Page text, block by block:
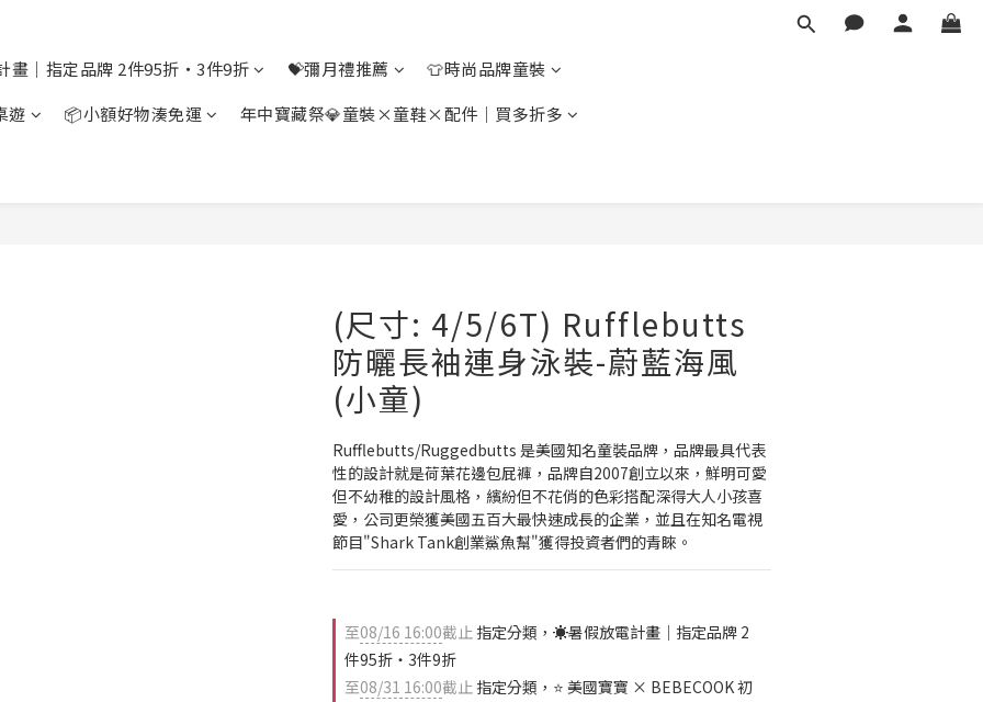
｜指定品牌 2件95折・3件9折 💝彌月禮推薦
👕時尚品牌童裝
遊
📦小額好物湊免運 年中寶藏祭💎童裝×童鞋×配件｜買多折多
(尺寸: 4/5/6T) Rufflebutts
防曬長袖連身泳裝-蔚藍海風
(小童)
Rufflebutts/Ruggedbutts 是美國知名童裝品牌，品牌最具代表
性的設計就是荷葉花邊包屁褲，品牌自2007創立以來，鮮明可愛
但不幼稚的設計風格，繽紛但不花俏的色彩搭配深得大人小孩喜
愛，公司更榮獲美國五百大最快速成長的企業，並且在知名電視
節目"Shark Tank創業鯊魚幫"獲得投資者們的青睞。
至08/16 16:00截止 指定分類，☀️暑假放電計畫｜指定品牌 2
件95折・3件9折
至08/31 16:00截止 指定分類，⭐ 美國寶寶 × BEBECOOK 初